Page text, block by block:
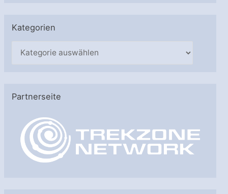
Kategorien
g
Partnerseite